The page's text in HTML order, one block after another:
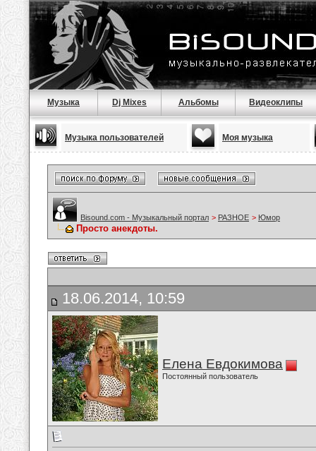
Музыка Dj Mixes Альбомы Видеоклипы
Музыка пользователей Моя музыка
Bisound.com - Музыкальный портал > РАЗНОЕ > Юмор
Просто анекдоты.
18.06.2014, 10:59
Елена Евдокимова
Постоянный пользователь